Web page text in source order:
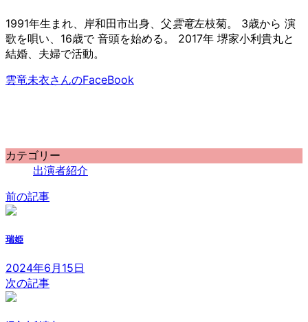
1991年生まれ、岸和田市出身、父雲竜左枝菊。 3歳から 演
歌を唄い、16歳で 音頭を始める。 2017年 堺家小利貴丸と
結婚、夫婦で活動。
雲竜未衣さんのFaceBook
カテゴリー
出演者紹介
前の記事
瑞姫
2024年6月15日
次の記事